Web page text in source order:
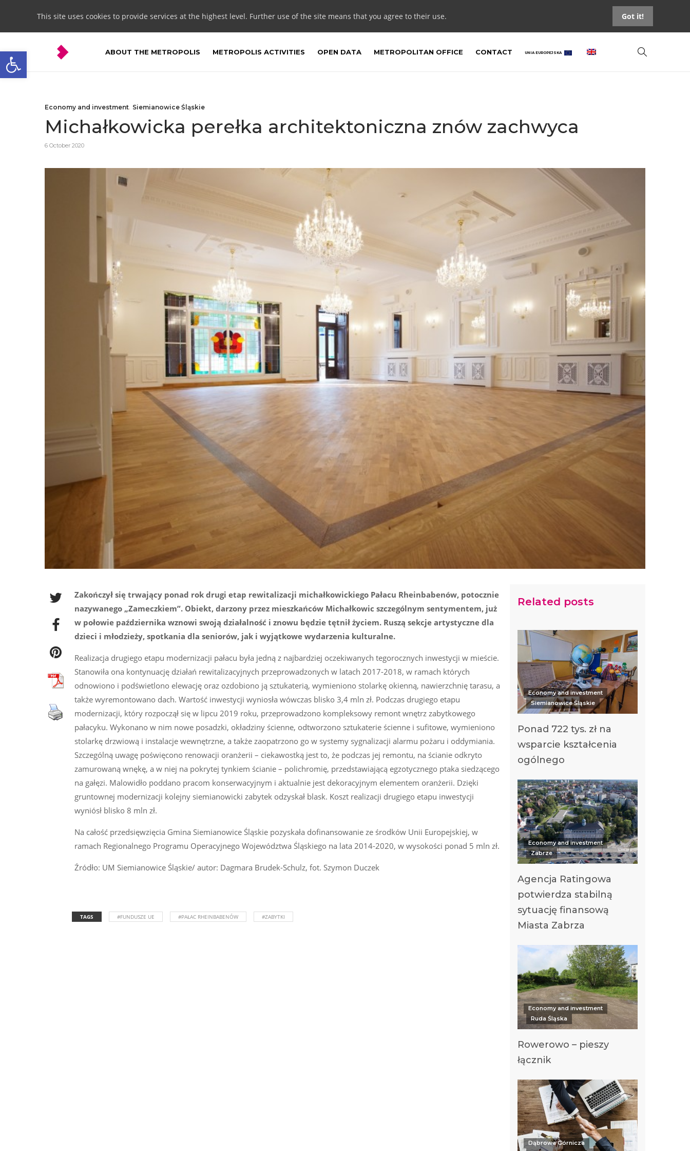
Open toolbar
This site uses cookies to provide services at the highest level. Further use of the site means that you agree to their use. Got it!
ABOUT THE METROPOLIS METROPOLIS ACTIVITIES OPEN DATA METROPOLITAN OFFICE CONTACT UNIA EUROPEJSKA
Economy and investment, Siemianowice Śląskie
Michałkowicka perełka architektoniczna znów zachwyca
6 October 2020
Zakończył się trwający ponad rok drugi etap rewitalizacji michałkowickiego Pałacu Rheinbabenów, potocznie
nazywanego „Zameczkiem”. Obiekt, darzony przez mieszkańców Michałkowic szczególnym sentymentem, już
w połowie października wznowi swoją działalność i znowu będzie tętnił życiem. Ruszą sekcje artystyczne dla
dzieci i młodzieży, spotkania dla seniorów, jak i wyjątkowe wydarzenia kulturalne.
Realizacja drugiego etapu modernizacji pałacu była jedną z najbardziej oczekiwanych tegorocznych inwestycji w mieście.
Stanowiła ona kontynuację działań rewitalizacyjnych przeprowadzonych w latach 2017-2018, w ramach których
odnowiono i podświetlono elewację oraz ozdobiono ją sztukaterią, wymieniono stolarkę okienną, nawierzchnię tarasu, a
także wyremontowano dach. Wartość inwestycji wyniosła wówczas blisko 3,4 mln zł. Podczas drugiego etapu
modernizacji, który rozpoczął się w lipcu 2019 roku, przeprowadzono kompleksowy remont wnętrz zabytkowego
pałacyku. Wykonano w nim nowe posadzki, okładziny ścienne, odtworzono sztukaterie ścienne i sufitowe, wymieniono
stolarkę drzwiową i instalacje wewnętrzne, a także zaopatrzono go w systemy sygnalizacji alarmu pożaru i oddymiania.
Szczególną uwagę poświęcono renowacji oranżerii – ciekawostką jest to, że podczas jej remontu, na ścianie odkryto
zamurowaną wnękę, a w niej na pokrytej tynkiem ścianie – polichromię, przedstawiającą egzotycznego ptaka siedzącego
na gałęzi. Malowidło poddano pracom konserwacyjnym i aktualnie jest dekoracyjnym elementem oranżerii. Dzięki
gruntownej modernizacji kolejny siemianowicki zabytek odzyskał blask. Koszt realizacji drugiego etapu inwestycji
wyniósł blisko 8 mln zł.
Na całość przedsięwzięcia Gmina Siemianowice Śląskie pozyskała dofinansowanie ze środków Unii Europejskiej, w
ramach Regionalnego Programu Operacyjnego Województwa Śląskiego na lata 2014-2020, w wysokości ponad 5 mln zł.
Źródło: UM Siemianowice Śląskie/ autor: Dagmara Brudek-Schulz, fot. Szymon Duczek
TAGS #FUNDUSZE UE #PAŁAC RHEINBABENÓW #ZABYTKI
Related posts
Economy and investment
Siemianowice Śląskie
Ponad 722 tys. zł na
wsparcie kształcenia
ogólnego
Economy and investment
Zabrze
Agencja Ratingowa
potwierdza stabilną
sytuację finansową
Miasta Zabrza
Economy and investment
Ruda Śląska
Rowerowo – pieszy
łącznik
Dąbrowa Górnicza